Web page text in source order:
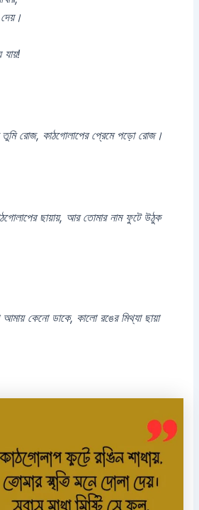
রোজ, কাঠগোলাপের প্রেমে পড়ো রোজ।
ছায়ায়, আর তোমার নাম ফুটে উঠুক
আমায় কেনো ডাকে, কালো রঙের মিথ্যা ছায়া